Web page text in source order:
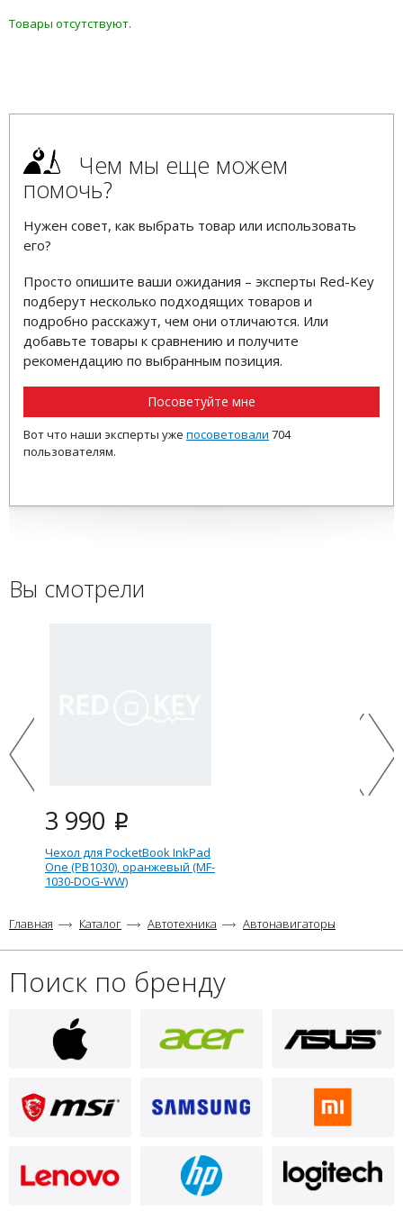
Товары отсутствуют.
Чем мы еще можем
помочь?
Нужен совет, как выбрать товар или использовать
его?
Просто опишите ваши ожидания – эксперты Red-Key
подберут несколько подходящих товаров и
подробно расскажут, чем они отличаются. Или
добавьте товары к сравнению и получите
рекомендацию по выбранным позиция.
Посоветуйте мне
Вот что наши эксперты уже посоветовали 704
пользователям.
Вы смотрели
3 990 i
Чехол для PocketBook InkPad
One (PB1030), оранжевый (MF-
1030-DOG-WW)
3 390
Чехол для PocketBook Color
Note, чёрный (FL-1041-BK-WW)
Главная Каталог Автотехника Автонавигаторы
Поиск по бренду